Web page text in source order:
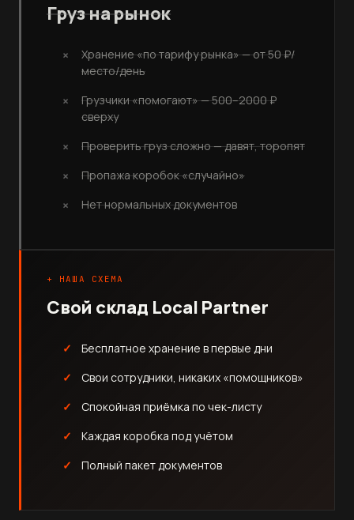
Груз на рынок
Хранение «по тарифу рынка» — от 50 ₽/
место/день
Грузчики «помогают» — 500–2000 ₽
сверху
Проверить груз сложно — давят, торопят
Пропажа коробок «случайно»
Нет нормальных документов
+ НАША СХЕМА
Свой склад Local Partner
Бесплатное хранение в первые дни
Свои сотрудники, никаких «помощников»
Спокойная приёмка по чек-листу
Каждая коробка под учётом
Полный пакет документов